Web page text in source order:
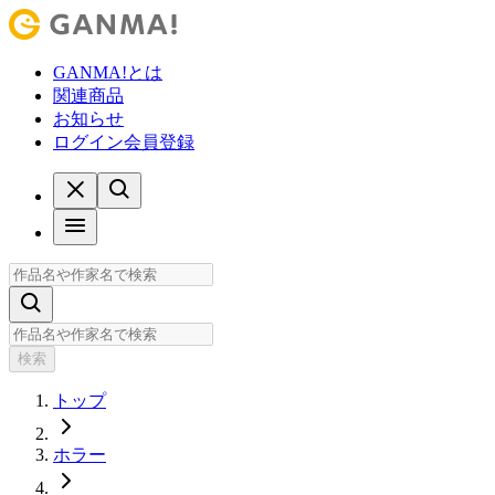
GANMA!とは
関連商品
お知らせ
ログイン会員登録
検索
トップ
ホラー